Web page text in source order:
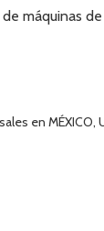
máquinas
en MÉXICO,